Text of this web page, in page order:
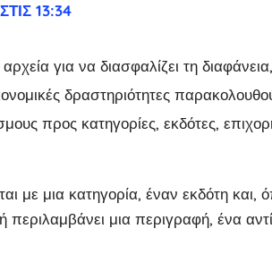
13:34
για να διασφαλίζει τη
δραστηριότητες
προς κατηγορίες, εκδότες,
με μια κατηγορία, έναν εκδότη και,
μια περιγραφή, ένα